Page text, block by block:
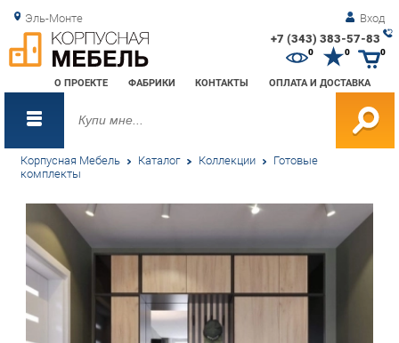
Эль-Монте Вход
+7 (343) 383-57-83
О ПРОЕКТЕ ФАБРИКИ КОНТАКТЫ ОПЛАТА И ДОСТАВКА
0 0
Корпусная Мебель Каталог Коллекции Готовые
комплекты